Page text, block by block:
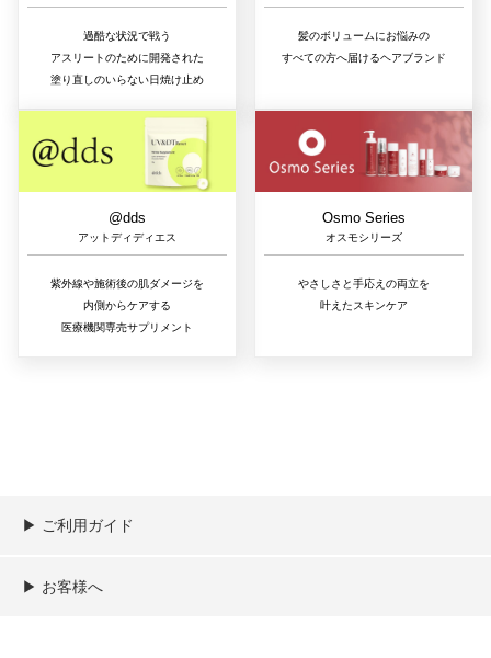
過酷な状況で戦う
アスリートのために開発された
塗り直しのいらない日焼け止め
髪のボリュームにお悩みの
すべての方へ届けるヘアブランド
@dds
アットディディエス
紫外線や施術後の肌ダメージを
内側からケアする
医療機関専売サプリメント
Osmo Series
オスモシリーズ
やさしさと手応えの両立を
叶えたスキンケア
▶︎ ご利用ガイド
ご利用ガイド
決済／配送／送料について
取り扱い商品一覧
顧客情報の取扱について
特定商取引法の表記
▶︎ お客様へ